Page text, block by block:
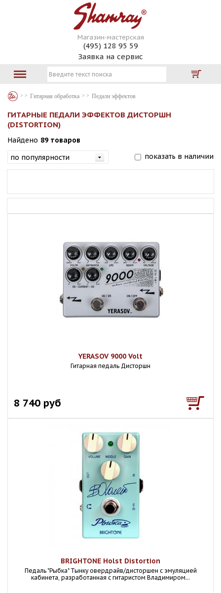
Магазин-мастерская
(495) 128 95 59
Заявка на сервис
Гитарная обработка Педали эффектов
ГИТАРНЫЕ ПЕДАЛИ ЭФФЕКТОВ ДИСТОРШН
(DISTORTION)
Найдено 89 товаров
показать в наличии
YERASOV 9000 Volt
Гитарная педаль Дисторшн
8 740 руб
BRIGHTONE Holst Distortion
Педаль "Рыбка" Тынку овердрайв/дисторшен с эмуляцией
кабинета, разработанная с гитаристом Владимиром...